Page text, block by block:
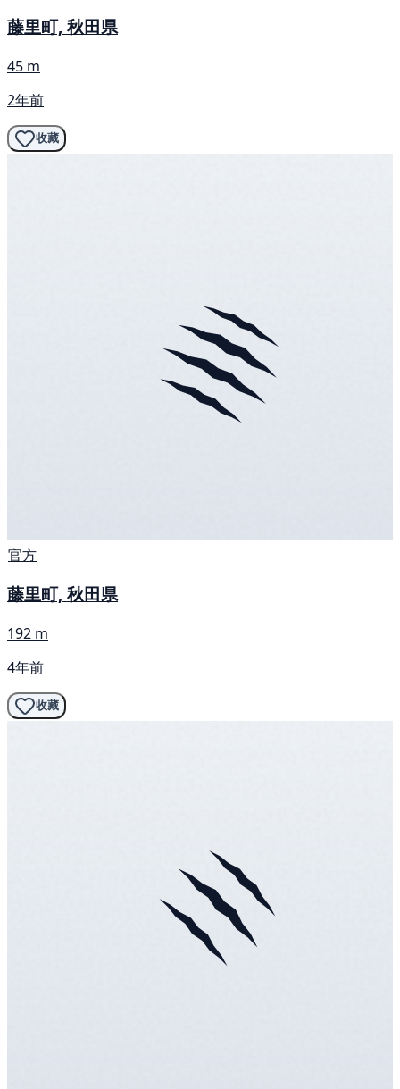
藤里町, 秋田県
45 m
2年前
收藏
官方
藤里町, 秋田県
192 m
4年前
收藏